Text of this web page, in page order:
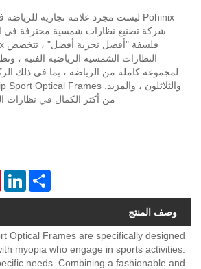
النظارات الشمسية الرياضية الفنية ،
لمجموعة كاملة من الرياضة ، بما في ذلك
من أكثر الكمال في نظارات
Share
وصف المنتج
Optical Frames are specifically designed
myopia who engage in sports activities.
needs. Combining a fashionable and